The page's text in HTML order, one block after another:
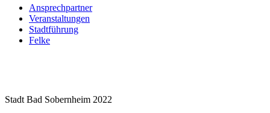
Ansprechpartner
Veranstaltungen
Stadtführung
Felke
Stadt Bad Sobernheim 2022